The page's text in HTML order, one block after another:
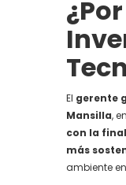
El gerente
Mansilla,
con la
más
ambiente